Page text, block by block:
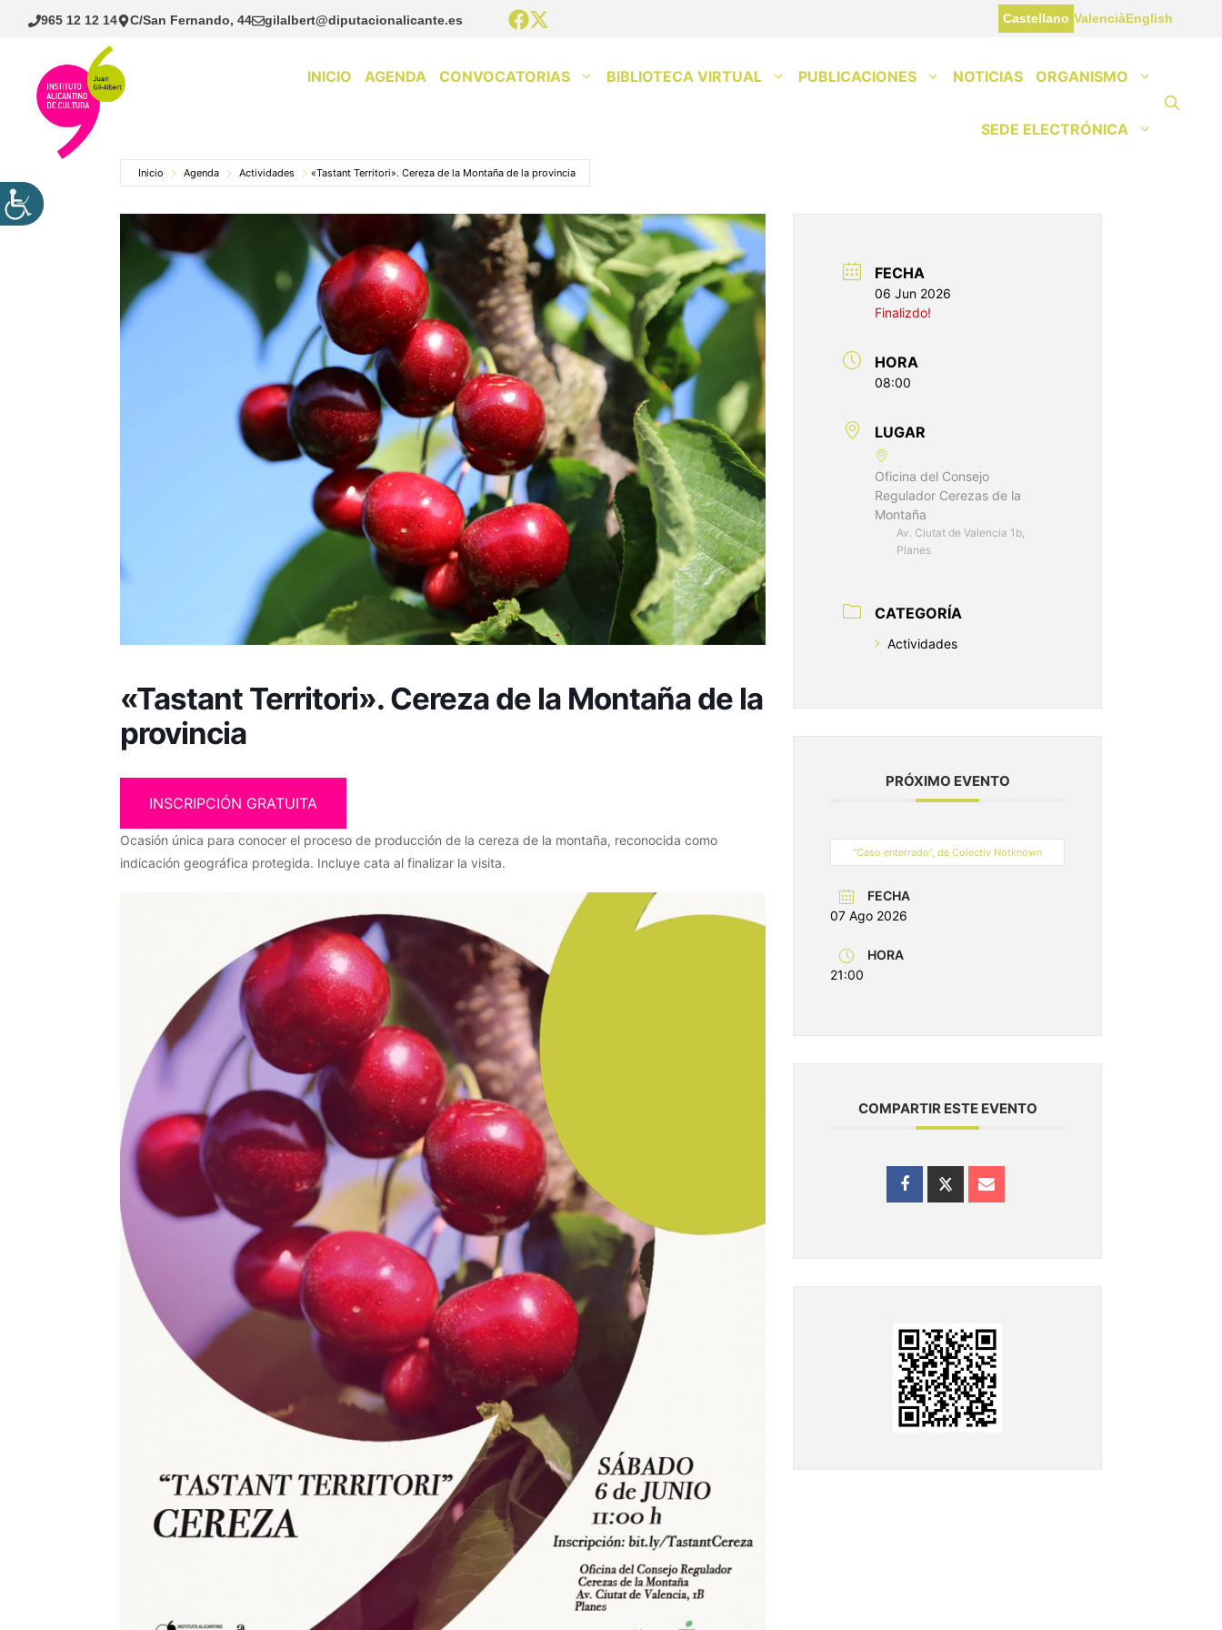
Saltar
965 12 12 14 C/San Fernando, 44 gilalbert@diputacionalicante.es Castellano ValenciàEnglish
INICIO AGENDA CONVOCATORIAS BIBLIOTECA VIRTUAL PUBLICACIONES NOTICIAS ORGANISMO
SEDE ELECTRÓNICA
Inicio Agenda Actividades «Tastant Territori». Cereza de la Montaña de la provincia
«Tastant Territori». Cereza de la Montaña de la
provincia
INSCRIPCIÓN GRATUITA
Ocasión única para conocer el proceso de producción de la cereza de la montaña, reconocida como
indicación geográfica protegida. Incluye cata al finalizar la visita.
FECHA
06 Jun 2026
Finalizdo!
HORA
08:00
LUGAR
Oficina del Consejo
Regulador Cerezas de la
Montaña
Av. Ciutat de Valencia 1b,
Planes
CATEGORÍA
Actividades
PRÓXIMO EVENTO
“Caso enterrado”, de Colectiv Notknown
FECHA
07 Ago 2026
HORA
21:00
COMPARTIR ESTE EVENTO